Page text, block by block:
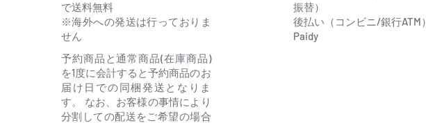
【収録内容】
【CD】
1.STORY
2.Raindrops
3.Take Me On
4.STORY -instrumental-
で送料無料
※海外への発送は行っておりま
せん
予約商品と通常商品(在庫商品)
を1度に会計すると予約商品のお
届け日での同梱発送となりま
す。 なお、お客様の事情により
分割しての配送をご希望の場合
振替）
後払い（コンビニ/銀行ATM）
Paidy